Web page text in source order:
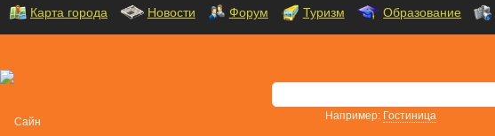
Карта города Новости Форум Туризм Образование
Например: Гостиница